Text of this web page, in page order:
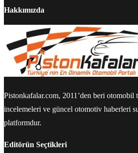
Hakkımızda
Pistonkafalar.com, 2011’den beri otomobil
incelemeleri ve güncel otomotiv haberleri
platformdur.
Editörün Seçtikleri